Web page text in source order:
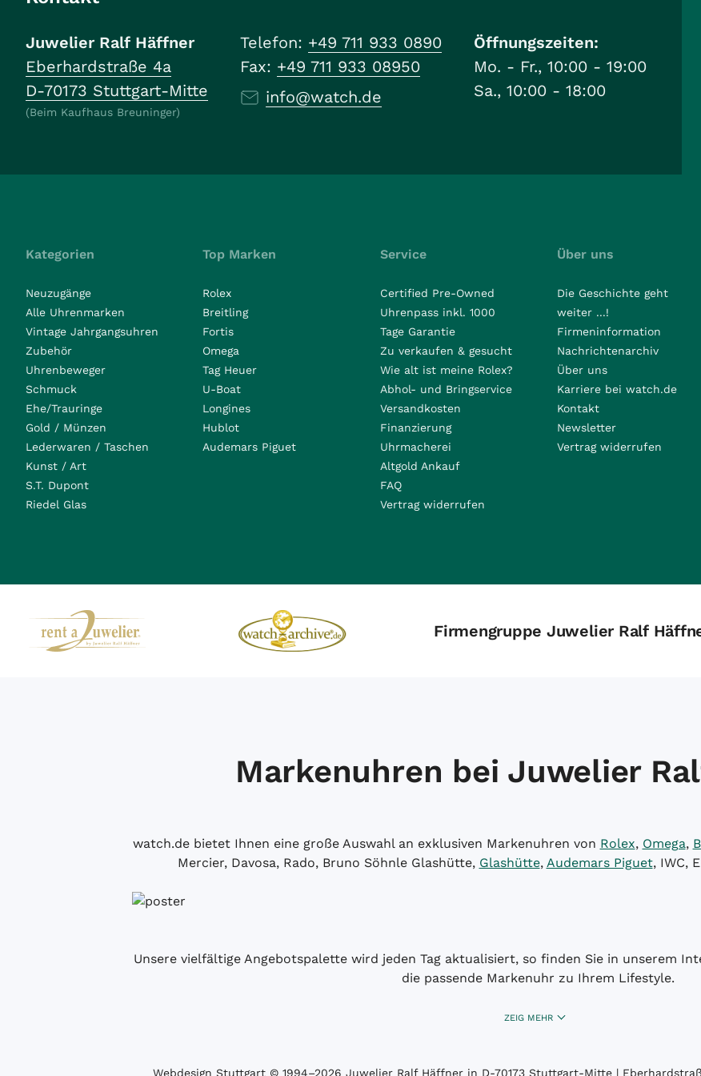
Juwelier Ralf Häffner
Eberhardstraße 4a
D-70173 Stuttgart-Mitte
(Beim Kaufhaus Breuninger)
Telefon: +49 711 933 0890
Fax: +49 711 933 08950
info@watch.de
Öffnungszeiten:
Mo. - Fr., 10:00 - 19:00
Sa., 10:00 - 18:00
Kategorien
Neuzugänge
Alle Uhrenmarken
Vintage Jahrgangsuhren
Zubehör
Uhrenbeweger
Schmuck
Ehe/Trauringe
Gold / Münzen
Lederwaren / Taschen
Kunst / Art
S.T. Dupont
Riedel Glas
Top Marken
Rolex
Breitling
Fortis
Omega
Tag Heuer
U-Boat
Longines
Hublot
Audemars Piguet
Service
Certified Pre-Owned
Uhrenpass inkl. 1000
Tage Garantie
Zu verkaufen & gesucht
Wie alt ist meine Rolex?
Abhol- und Bringservice
Versandkosten
Finanzierung
Uhrmacherei
Altgold Ankauf
FAQ
Vertrag widerrufen
Über uns
Die Geschichte geht
weiter ...!
Firmeninformation
Nachrichtenarchiv
Über uns
Karriere bei watch.de
Kontakt
Newsletter
Vertrag widerrufen
Firmengruppe Juwelier Ralf
Markenuhren bei Juwelier
watch.de bietet Ihnen eine große Auswahl an exklusiven Markenuhren von Rolex, Omega,
Mercier, Davosa, Rado, Bruno Söhnle Glashütte, Glashütte, Audemars Piguet, IWC,
Unsere vielfältige Angebotspalette wird jeden Tag aktualisiert, so finden Sie in unserem
die passende Markenuhr zu Ihrem Lifestyle.
ZEIG MEHR
Webdesign Stuttgart© 1994­–2026 Juwelier Ralf Häffner in D-70173 Stuttgart-Mitte |